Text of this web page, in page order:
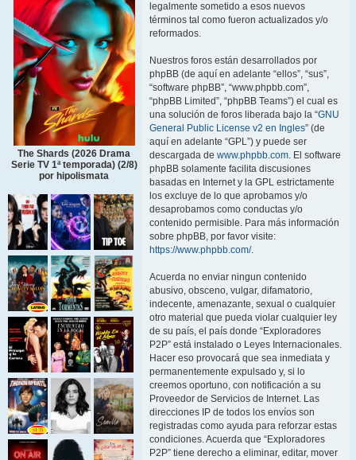
The Shards (2026 Drama
Serie TV 1ª temporada) (2/8)
por hipolismata
legalmente sometido a esos nuevos
términos tal como fueron actualizados y/o
reformados.
Nuestros foros están desarrollados por
phpBB (de aquí en adelante “ellos”, “sus”,
“software phpBB”, “www.phpbb.com”,
“phpBB Limited”, “phpBB Teams”) el cual es
una solución de foros liberada bajo la “GNU
General Public License v2 en Ingles” (de
aquí en adelante “GPL”) y puede ser
descargada de www.phpbb.com. El software
phpBB solamente facilita discusiones
basadas en Internet y la GPL estrictamente
los excluye de lo que aprobamos y/o
desaprobamos como conductas y/o
contenido permisible. Para más información
sobre phpBB, por favor visite:
https://www.phpbb.com/.
Acuerda no enviar ningun contenido
abusivo, obsceno, vulgar, difamatorio,
indecente, amenazante, sexual o cualquier
otro material que pueda violar cualquier ley
de su país, el país donde “Exploradores
P2P” está instalado o Leyes Internacionales.
Hacer eso provocará que sea inmediata y
permanentemente expulsado y, si lo
creemos oportuno, con notificación a su
Proveedor de Servicios de Internet. Las
direcciones IP de todos los envíos son
registradas como ayuda para reforzar estas
condiciones. Acuerda que “Exploradores
P2P” tiene derecho a eliminar, editar, mover